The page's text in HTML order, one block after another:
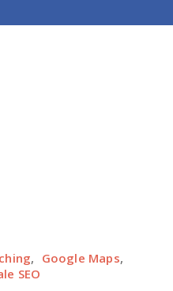
, Google Maps,
SEO